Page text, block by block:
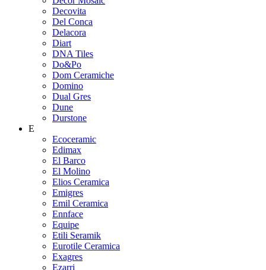
Decovita
Del Conca
Delacora
Diart
DNA Tiles
Do&Po
Dom Ceramiche
Domino
Dual Gres
Dune
Durstone
E
Ecoceramic
Edimax
El Barco
El Molino
Elios Ceramica
Emigres
Emil Ceramica
Ennface
Equipe
Etili Seramik
Eurotile Ceramica
Exagres
Ezarri